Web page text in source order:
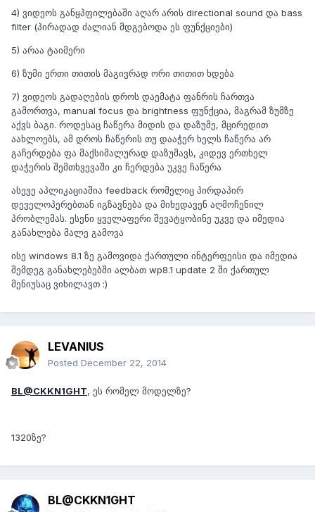
4) ვიდეოს განყპფილებაში აღარ არის directional sound და bass
filter (პირადად ძალიან მდგებოდა ეს ფუნქციები)
5) არაა ტაიმერი
6) ზუმი ერთი თითის მაგივრად ორი თითით ხდება
7) ვიდეოს გადაღების დროს დაემატა ფანრის ჩართვა
გამორთვა, manual focus და brightness ფუნქცია, მაგრამ ზუმზე
აქვს ბაგი. როდესაც ჩაწერა მიდის და დაზუმე, მცირედით
აახლოებს, ამ დროს ჩაწერის თუ დააჭერ ხელს ჩაწერა არ
გაჩერდება ფა მაქსიმალურად დაზუმავს, კიდევ ერთხელ
დაჭერის შემთხვევაში კი ჩერდება უკვე ჩაწერა
ასევე აპლიკაციაშია feedback რომელიც პირდაპირ
დეველოპერებთან იგზავნება და მიხედავენ აღმოჩენილ
პრობლემას. ესენი ყველაფერი შევატყობინე უკვე და იმედია
განახლება მალე გამოვა
ისე windows 8.1 ზე გამოვიდა ქართული ინტერფეისი და იმედია
შემდეგ განახლებებში ალბათ wp8.1 update 2 ში ქართულ
მენიუსაც ვიხილავთ :)
LEVANIUS
Posted December 22, 2014
BL@CKKN1GHT, ეს რომელ მოდელზე?
1320ზე?
BL@CKKN1GHT